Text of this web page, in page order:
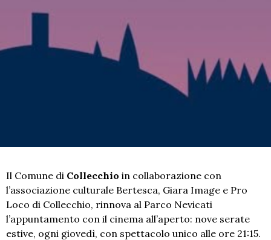
Il Comune di Collecchio in collaborazione con
l’associazione culturale Bertesca, Giara Image e Pro
Loco di Collecchio, rinnova al Parco Nevicati
l’appuntamento con il cinema all’aperto: nove serate
estive, ogni giovedì, con spettacolo unico alle ore 21:15.